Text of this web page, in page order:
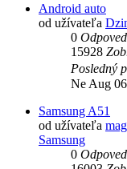
Android auto
od užívateľa
0
15928
Posledný
Ne Aug
Samsung A51
od užívateľa
Samsung
0